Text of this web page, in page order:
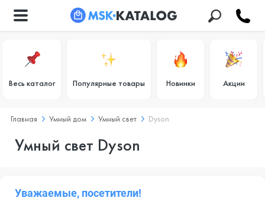
Весь каталог Популярные товары Новинки Акции
Главная Умный дом Умный свет Dyson
Умный свет Dyson
Уважаемые, посетители!